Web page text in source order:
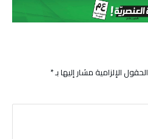
الحقول الإلزامية مشار إليها بـ*